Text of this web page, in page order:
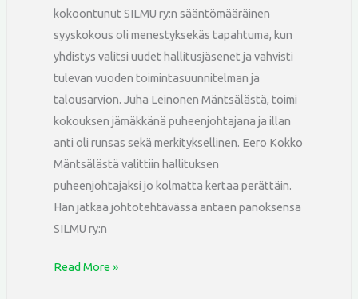
kokoontunut SILMU ry:n sääntömääräinen
syyskokous oli menestyksekäs tapahtuma, kun
yhdistys valitsi uudet hallitusjäsenet ja vahvisti
tulevan vuoden toimintasuunnitelman ja
talousarvion. Juha Leinonen Mäntsälästä, toimi
kokouksen jämäkkänä puheenjohtajana ja illan
anti oli runsas sekä merkityksellinen. Eero Kokko
Mäntsälästä valittiin hallituksen
puheenjohtajaksi jo kolmatta kertaa perättäin.
Hän jatkaa johtotehtävässä antaen panoksensa
SILMU ry:n
Read More »